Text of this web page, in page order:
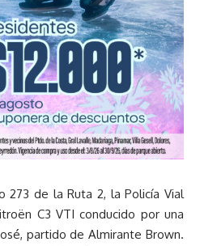
273 de la Ruta 2, la Policía Vial
C3 VTI conducido por una
partido de Almirante Brown.